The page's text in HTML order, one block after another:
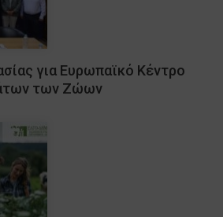
για Ευρωπαϊκό Κέντρο
των Ζώων